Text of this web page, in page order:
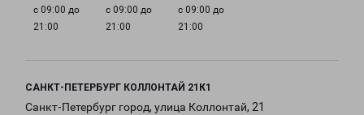
с 09:00 до
21:00
с 09:00 до
21:00
с 09:00 до
21:00
САНКТ-ПЕТЕРБУРГ КОЛЛОНТАЙ 21К1
Санкт-Петербург город, улица Коллонтай, 21